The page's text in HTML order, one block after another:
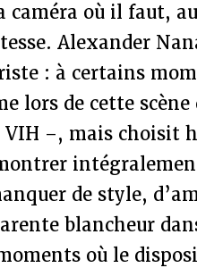
caméra où il faut,
Alexander
: à certains
lors de cette
–, mais choisit
de style,
blancheur
où le